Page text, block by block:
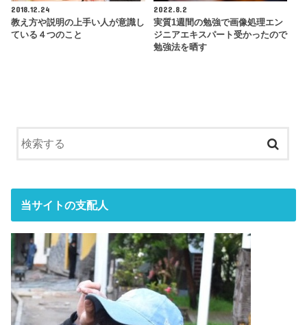
2018.12.24
教え方や説明の上手い人が意識し
ている４つのこと
2022.8.2
実質1週間の勉強で画像処理エン
ジニアエキスパート受かったので
勉強法を晒す
当サイトの支配人